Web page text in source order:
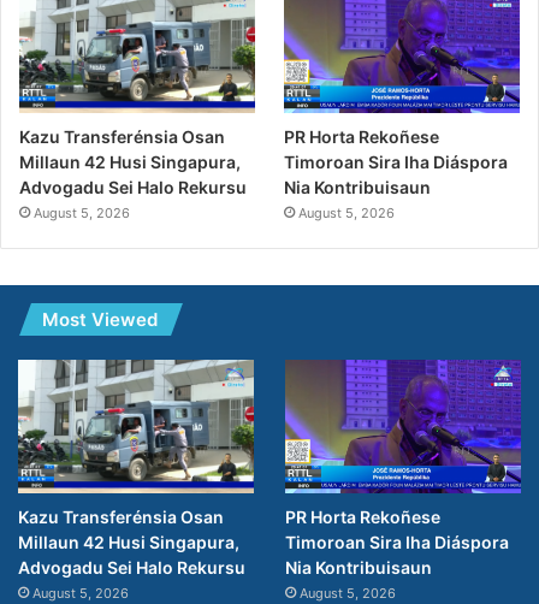
Kazu Transferénsia Osan
Millaun 42 Husi Singapura,
Advogadu Sei Halo Rekursu
August 5, 2026
PR Horta Rekoñese
Timoroan Sira Iha Diáspora
Nia Kontribuisaun
August 5, 2026
Most Viewed
Kazu Transferénsia Osan
Millaun 42 Husi Singapura,
Advogadu Sei Halo Rekursu
August 5, 2026
PR Horta Rekoñese
Timoroan Sira Iha Diáspora
Nia Kontribuisaun
August 5, 2026